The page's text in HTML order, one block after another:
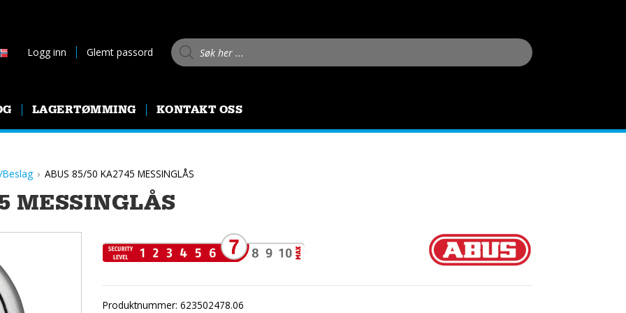
Logg inn Glemt passord
Products search
LAGERTØMMING KONTAKT OSS
ABUS 85/50 KA2745 MESSINGLÅS
MESSINGLÅS
Produktnummer: 623502478.06